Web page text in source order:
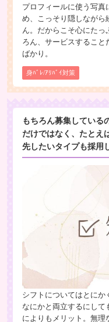
プロフィールに使う写
め、こっそり隠しなが
ん。だからこそ心にた
ろん、サービスすること
ばかり。
身ﾊﾞﾚ/ｱﾘﾊﾞｲ対策
もちろん募集している
だけではなく、たとえ
先したいタイプも採用
シフトについてはとにか
なにかと両立するにし
によりもメリット。無